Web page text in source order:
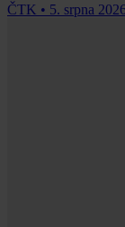
ČTK • 5. srpna